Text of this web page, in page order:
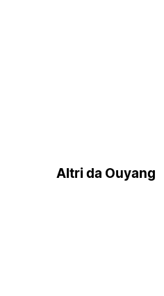
Altri da Ouyang